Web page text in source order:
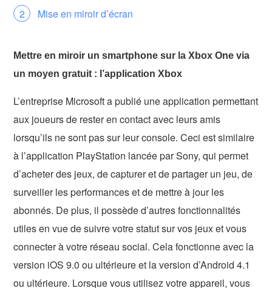
Mise en miroir d’écran
Mettre en miroir un smartphone sur la Xbox One via
un moyen gratuit : l’application Xbox
L’entreprise Microsoft a publié une application permettant
aux joueurs de rester en contact avec leurs amis
lorsqu’ils ne sont pas sur leur console. Ceci est similaire
à l’application PlayStation lancée par Sony, qui permet
d’acheter des jeux, de capturer et de partager un jeu, de
surveiller les performances et de mettre à jour les
abonnés. De plus, il possède d’autres fonctionnalités
utiles en vue de suivre votre statut sur vos jeux et vous
connecter à votre réseau social. Cela fonctionne avec la
version iOS 9.0 ou ultérieure et la version d’Android 4.1
ou ultérieure. Lorsque vous utilisez votre appareil, vous